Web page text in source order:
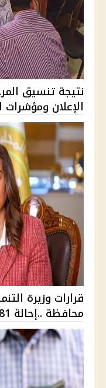
الإعلان
محافظة ..إحالة 81 حالة للنيابات...